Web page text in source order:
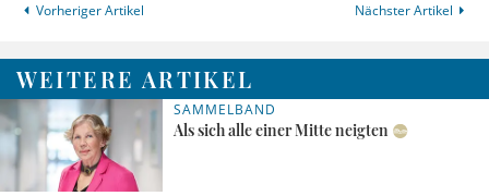
Vorheriger Artikel Nächster Artikel
WEITERE ARTIKEL
SAMMELBAND
Als sich alle einer Mitte neigten